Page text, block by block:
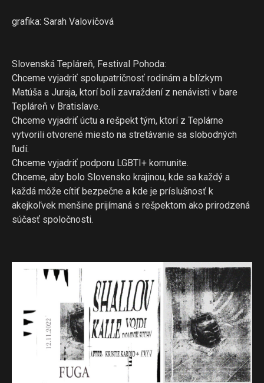
grafika: Sarah Valovičová
Slovenská Tepláreň, Festival Pohoda:
Chceme vyjadriť spolupatričnosť rodinám a blízkym
Matúša a Juraja, ktorí boli zavraždení z nenávisti v bare
Tepláreň v Bratislave.
Chceme vyjadriť úctu a rešpekt tým, ktorí z Teplárne
vytvorili otvorené miesto na stretávanie sa slobodných
ľudí.
Chceme vyjadriť podporu LGBTI+ komunite.
Chceme, aby bolo Slovensko krajinou, kde sa každý a
každá môže cítiť bezpečne a kde je príslušnosť k
akejkoľvek menšine prijímaná s rešpektom ako prirodzená
súčasť spoločnosti.